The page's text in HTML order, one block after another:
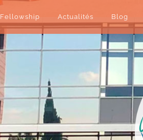
Fellowship Actualités Blog